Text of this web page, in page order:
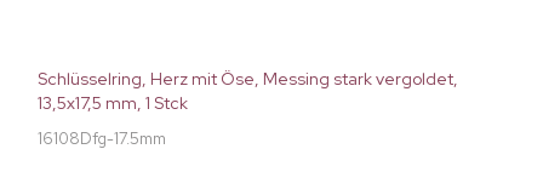
Schlüsselring, Herz mit Öse, Messing stark vergoldet,
13,5x17,5 mm, 1 Stck
16108Dfg-17.5mm